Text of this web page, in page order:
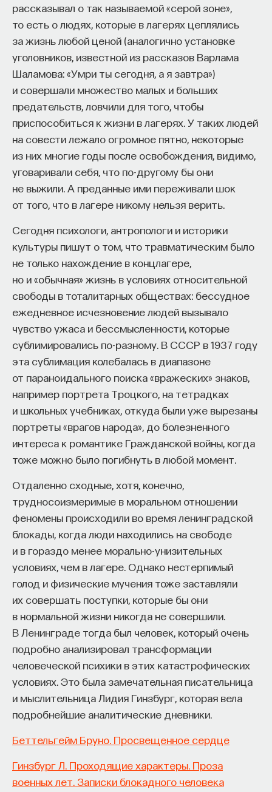
рассказывал о так называемой «серой зоне»,
то есть о людях, которые в лагерях цеплялись
за жизнь любой ценой (аналогично установке
уголовников, известной из рассказов Варлама
Шаламова: «Умри ты сегодня, а я завтра»)
и совершали множество малых и больших
предательств, ловчили для того, чтобы
приспособиться к жизни в лагерях. У таких людей
на совести лежало огромное пятно, некоторые
из них многие годы после освобождения, видимо,
уговаривали себя, что по-другому бы они
не выжили. А преданные ими переживали шок
от того, что в лагере никому нельзя верить.
Сегодня психологи, антропологи и историки
культуры пишут о том, что травматическим было
не только нахождение в концлагере,
но и «обычная» жизнь в условиях относительной
свободы в тоталитарных обществах: бессудное
ежедневное исчезновение людей вызывало
чувство ужаса и бессмысленности, которые
сублимировались по-разному. В СССР в 1937 году
эта сублимация колебалась в диапазоне
от параноидального поиска «вражеских» знаков,
например портрета Троцкого, на тетрадках
и школьных учебниках, откуда были уже вырезаны
портреты «врагов народа», до болезненного
интереса к романтике Гражданской войны, когда
тоже можно было погибнуть в любой момент.
Отдаленно сходные, хотя, конечно,
трудносоизмеримые в моральном отношении
феномены происходили во время ленинградской
блокады, когда люди находились на свободе
и в гораздо менее морально-унизительных
условиях, чем в лагере. Однако нестерпимый
голод и физические мучения тоже заставляли
их совершать поступки, которые бы они
в нормальной жизни никогда не совершили.
В Ленинграде тогда был человек, который очень
подробно анализировал трансформации
человеческой психики в этих катастрофических
условиях. Это была замечательная писательница
и мыслительница Лидия Гинзбург, которая вела
подробнейшие аналитические дневники.
Беттельгейм Бруно. Просвещенное сердце
Гинзбург Л. Проходящие характеры. Проза
военных лет. Записки блокадного человека
Внеси свой вклад в дело
просвещения!
ПОДДЕРЖАТЬ ПОСТНАУКУ